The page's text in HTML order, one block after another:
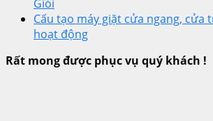
Giỏi
Cấu tạo máy giặt cửa ngang, cửa
hoạt động
Rất mong được phục vụ quý khách !